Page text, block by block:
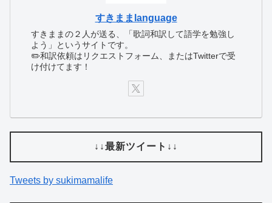
すきままlanguage
すきままの２人が送る、「歌詞和訳して語学を勉強し
よう」というサイトです。
✏️和訳依頼はリクエストフォーム、またはTwitterで受
け付けてます！
↓↓最新ツイート↓↓
Tweets by sukimamalife